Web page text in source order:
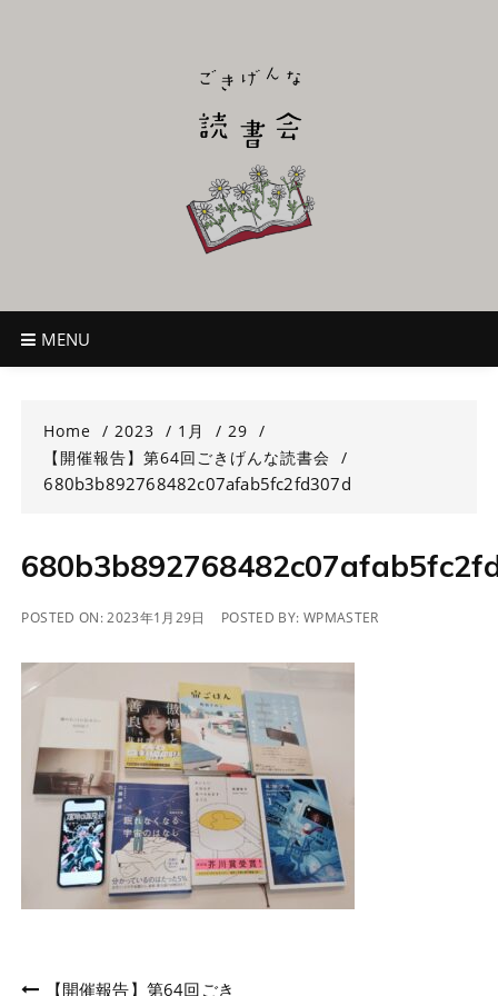
ごきげんな読
~児童書好き主催者によるオールジャンルOK！のんびり読書会~
MENU
Home 2023 1月
29
【開催報告】第64回ごきげんな読書会
680b3b892768482c07afab5fc2fd307d
POSTED ON:2023年1月29日 POSTED BY: WPMASTER
【開催報告】第64回ごき